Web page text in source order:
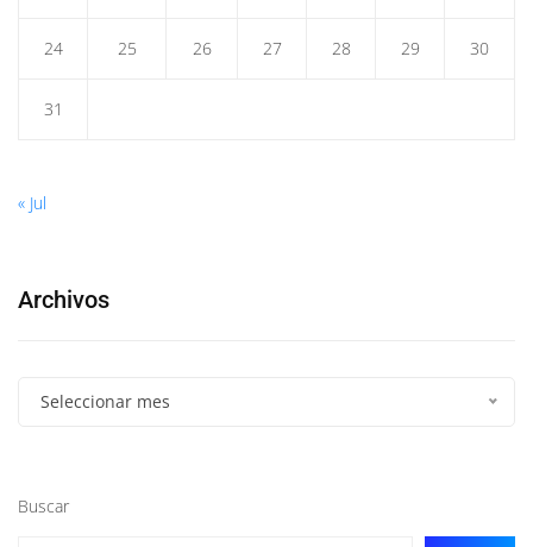
24 25 26 27 28 29 30
31
« Jul
Archivos
Seleccionar mes
Buscar